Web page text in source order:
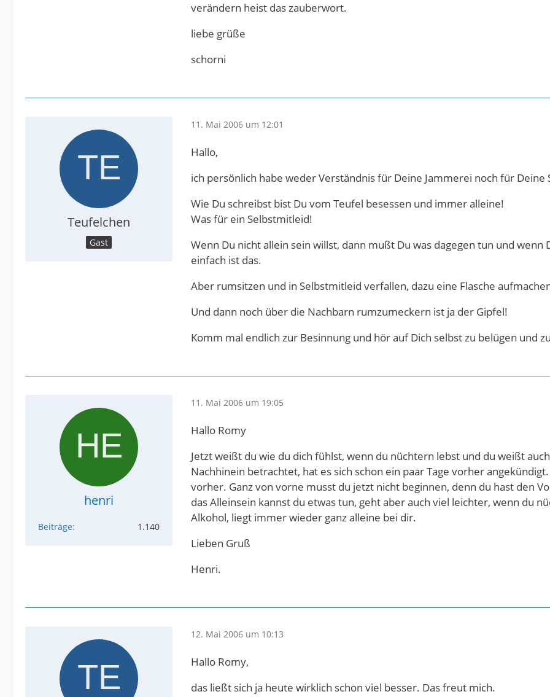
verändern heist das zauberwort.
liebe grüße
schorni
Teufelchen
Gast
11. Mai 2006 um 12:01
Hallo,
ich persönlich habe weder Verständnis für Deine Jammerei noch für Deine
Wie Du schreibst bist Du vom Teufel besessen und immer alleine!
Was für ein Selbstmitleid!
Wenn Du nicht allein sein willst, dann mußt Du was dagegen tun und
einfach ist das.
Aber rumsitzen und in Selbstmitleid verfallen, dazu eine Flasche
Und dann noch über die Nachbarn rumzumeckern ist ja der Gipfel!
Komm mal endlich zur Besinnung und hör auf Dich selbst zu belügen und
henri
Beiträge 1.140
11. Mai 2006 um 19:05
Hallo Romy
Jetzt weißt du wie du dich fühlst, wenn du nüchtern lebst und du weißt
Nachhinein betrachtet, hat es sich schon ein paar Tage vorher
vorher. Ganz von vorne musst du jetzt nicht beginnen, denn du hast den
das Alleinsein kannst du etwas tun, geht aber auch viel leichter, wenn du
Alkohol, liegt immer wieder ganz alleine bei dir.
Lieben Gruß
Henri.
12. Mai 2006 um 10:13
Hallo Romy,
das ließt sich ja heute wirklich schon viel besser. Das freut mich.